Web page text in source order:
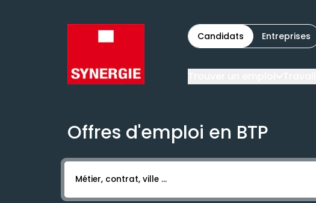
Candidats Entreprises
Offres d'emploi en BTP
Activer l’élément pour lancer l’enregistrement.